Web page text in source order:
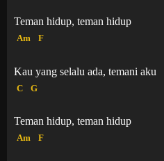
Teman hidup, teman hidup
Am F
Kau yang selalu ada, temani aku
C G
Teman hidup, teman hidup
Am F